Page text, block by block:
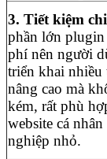
3. Tiết kiệm
phần lớn plugin
phí nên người
triển khai nhiều
nâng cao mà
kém, rất phù
website cá
nghiệp nhỏ.